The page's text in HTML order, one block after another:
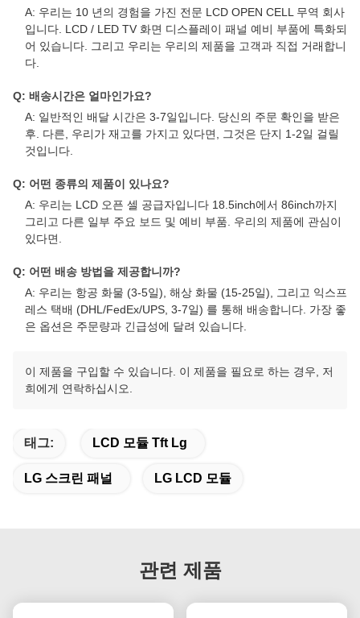
A: 우리는 10 년의 경험을 가진 전문 LCD OPEN CELL 무역 회사
입니다. LCD / LED TV 화면 디스플레이 패널 예비 부품에 특화되
어 있습니다. 그리고 우리는 우리의 제품을 고객과 직접 거래합니
다.
Q: 배송시간은 얼마인가요?
A: 일반적인 배달 시간은 3-7일입니다. 당신의 주문 확인을 받은
후. 다른, 우리가 재고를 가지고 있다면, 그것은 단지 1-2일 걸릴
것입니다.
Q: 어떤 종류의 제품이 있나요?
A: 우리는 LCD 오픈 셀 공급자입니다 18.5inch에서 86inch까지
그리고 다른 일부 주요 보드 및 예비 부품. 우리의 제품에 관심이
있다면.
Q: 어떤 배송 방법을 제공합니까?
A: 우리는 항공 화물 (3-5일), 해상 화물 (15-25일), 그리고 익스프
레스 택배 (DHL/FedEx/UPS, 3-7일) 를 통해 배송합니다. 가장 좋
은 옵션은 주문량과 긴급성에 달려 있습니다.
이 제품을 구입할 수 있습니다. 이 제품을 필요로 하는 경우, 저
희에게 연락하십시오.
태그: LCD 모듈 Tft Lg
LG 스크린 패널 LG LCD 모듈
관련 제품